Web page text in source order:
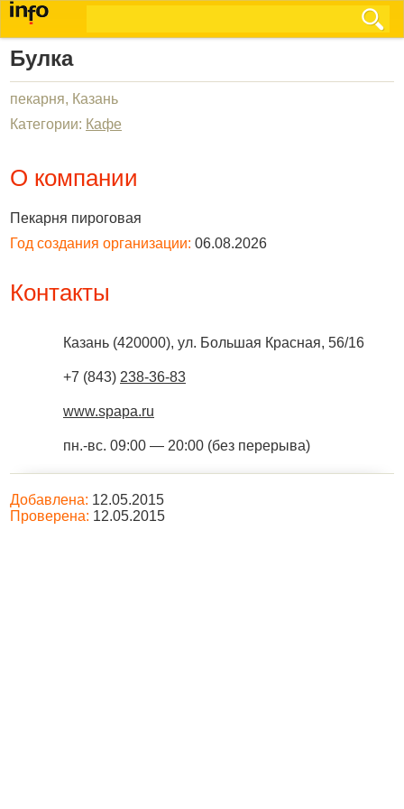
Булка
пекарня, Казань
Категории: Кафе
О компании
Пекарня пироговая
Год создания организации: 06.08.2026
Контакты
Казань (420000), ул. Большая Красная, 56/16
+7 (843) 238-36-83
www.spapa.ru
пн.-вс. 09:00 — 20:00 (без перерыва)
Добавлена: 12.05.2015
Проверена: 12.05.2015